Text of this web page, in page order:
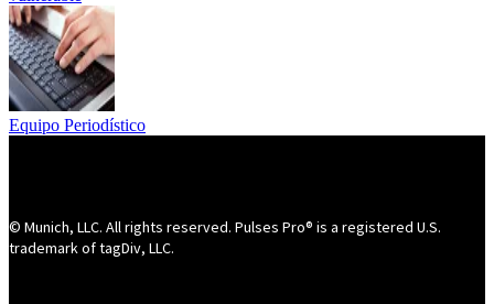
Equipo Periodístico
© Munich, LLC. All rights reserved. Pulses Pro® is a registered U.S.
trademark of tagDiv, LLC.